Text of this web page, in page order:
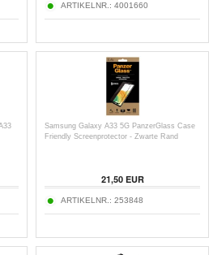
ARTIKELNR.: 4001660
Samsung Galaxy A33 5G PanzerGlass Case
Friendly Screenprotector - Zwarte Rand
21,50EUR
ARTIKELNR.: 253848